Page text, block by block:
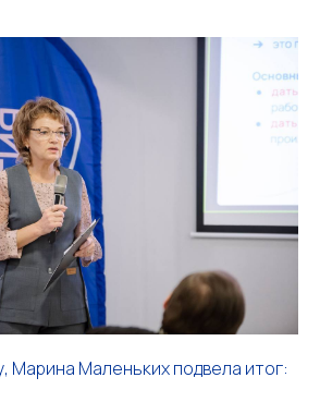
Марина Маленьких подвела итог:
ФОНД
ЧУДА»
с нами